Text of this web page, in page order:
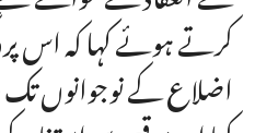
کرتے ہوئے کہا کہ اس
اضلاع کے نوجوانوں تک